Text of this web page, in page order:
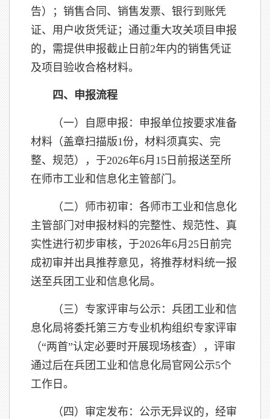
告）；销售合同、销售发票、银行到账凭
证、用户收货凭证；通过重大攻关项目申报
的，需提供申报截止日前2年内的销售凭证
及项目验收合格材料。
四、申报流程
（一）自愿申报：申报单位按要求准备
材料（盖章扫描版1份，材料须真实、完
整、规范），于2026年6月15日前报送至所
在师市工业和信息化主管部门。
（二）师市初审：各师市工业和信息化
主管部门对申报材料的完整性、规范性、真
实性进行初步审核，于2026年6月25日前完
成初审并出具推荐意见，将推荐材料统一报
送至兵团工业和信息化局。
（三）专家评审与公示：兵团工业和信
息化局将委托第三方专业机构组织专家评审
（“两首”认定必要时开展现场核查），评审
通过后在兵团工业和信息化局官网公示5个
工作日。
（四）审定发布：公示无异议的，经审